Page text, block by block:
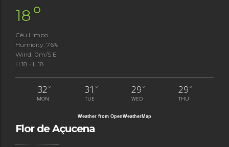
18°
Céu Limpo
Humidity: 76%
Wind: 0m/s E
H 18 • L 18
32 °
MON
31 °
TUE
29 °
WED
29 °
THU
Weather from OpenWeatherMap
Flor de Açucena